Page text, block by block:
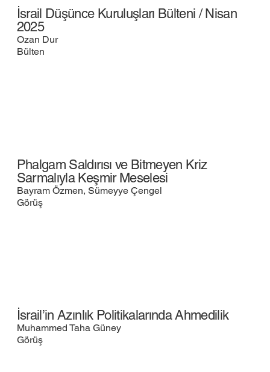
İsrail Düşünce Kuruluşları Bülteni / Nisan
2025
Ozan Dur
Bülten
Phalgam Saldırısı ve Bitmeyen Kriz
Sarmalıyla Keşmir Meselesi
Bayram Özmen, Sümeyye Çengel
Görüş
İsrail’in Azınlık Politikalarında Ahmedilik
Muhammed Taha Güney
Görüş